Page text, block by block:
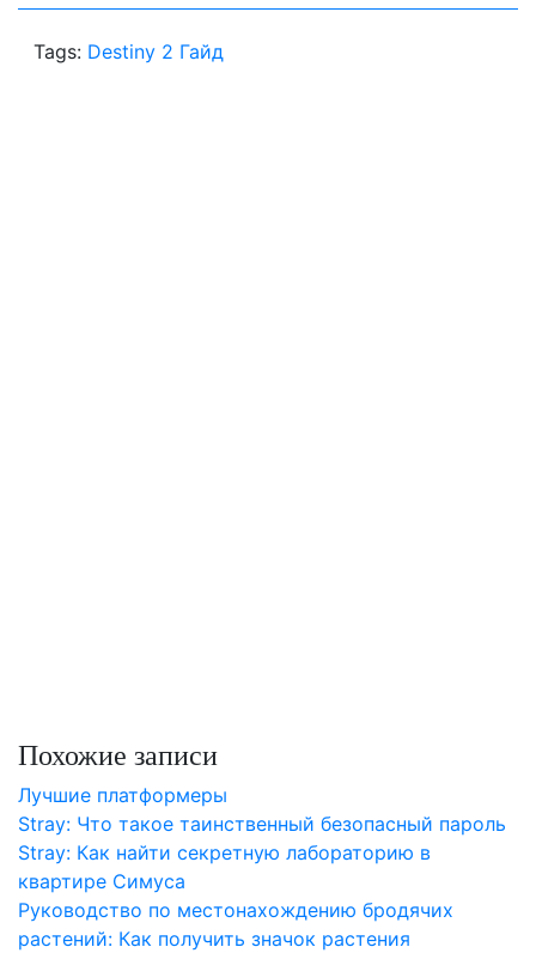
Tags: Destiny 2 Гайд
Похожие записи
Лучшие платформеры
Stray: Что такое таинственный безопасный пароль
Stray: Как найти секретную лабораторию в
квартире Симуса
Руководство по местонахождению бродячих
растений: Как получить значок растения